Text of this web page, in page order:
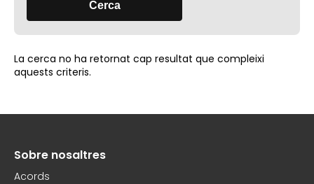
La cerca no ha retornat cap resultat que compleixi
aquests criteris.
Peu
Sobre nosaltres
Acords